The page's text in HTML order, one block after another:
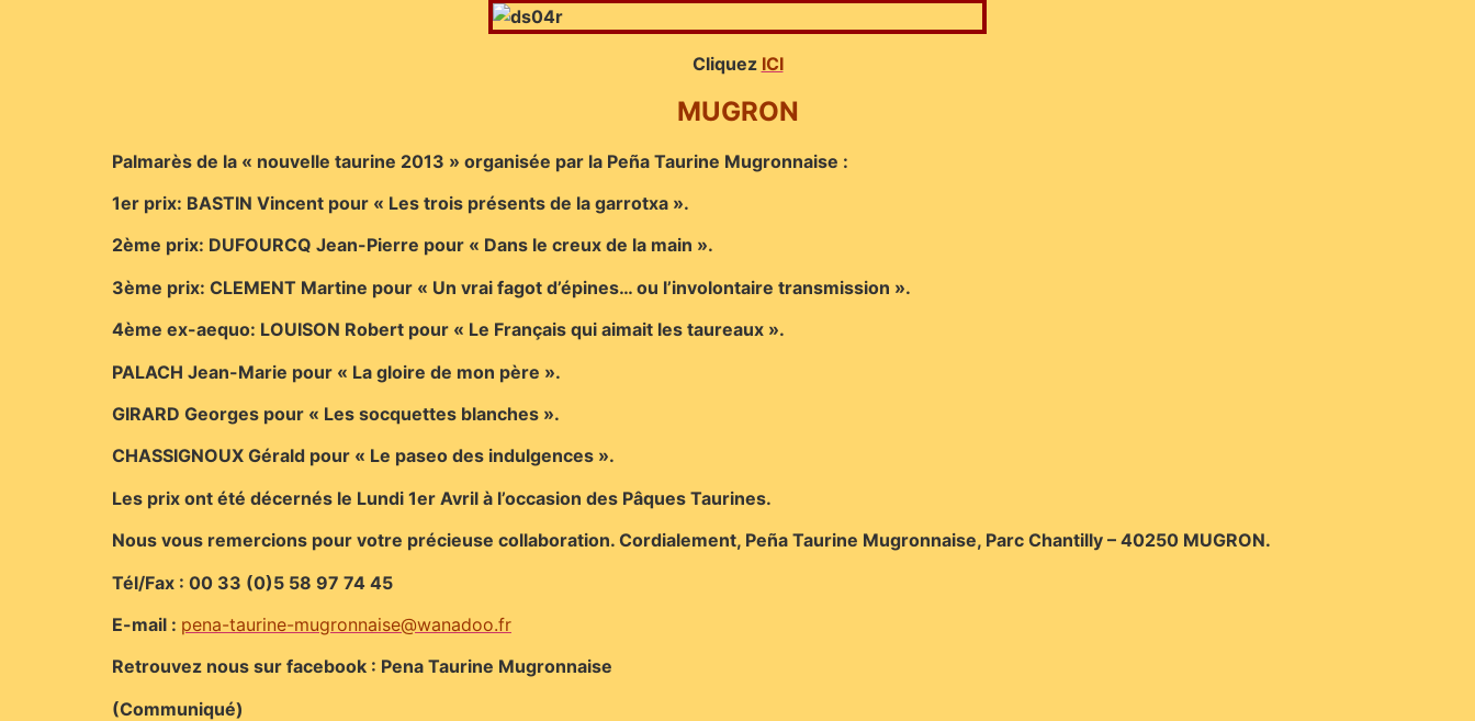
Cliquez ICI
MUGRON
Palmarès de la « nouvelle taurine 2013 » organisée par la Peña Taurine Mugronnaise :
1er prix: BASTIN Vincent pour « Les trois présents de la garrotxa ».
2ème prix: DUFOURCQ Jean-Pierre pour « Dans le creux de la main ».
3ème prix: CLEMENT Martine pour « Un vrai fagot d’épines… ou l’involontaire transmission ».
4ème ex-aequo: LOUISON Robert pour « Le Français qui aimait les taureaux ».
PALACH Jean-Marie pour « La gloire de mon père ».
GIRARD Georges pour « Les socquettes blanches ».
CHASSIGNOUX Gérald pour « Le paseo des indulgences ».
Les prix ont été décernés le Lundi 1er Avril à l’occasion des Pâques Taurines.
Nous vous remercions pour votre précieuse collaboration. Cordialement, Peña Taurine Mugronnaise, Parc Chantilly – 40250 MUGRON.
Tél/Fax : 00 33 (0)5 58 97 74 45
E-mail : pena-taurine-mugronnaise@wanadoo.fr
Retrouvez nous sur facebook : Pena Taurine Mugronnaise
(Communiqué)